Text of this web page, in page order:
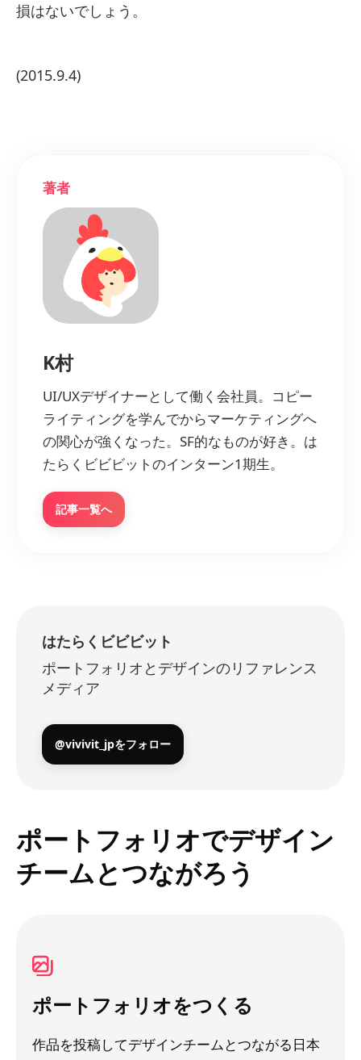
損はないでしょう。
(2015.9.4)
著者
K村
UI/UXデザイナーとして働く会社員。コピー
ライティングを学んでからマーケティングへ
の関心が強くなった。SF的なものが好き。は
たらくビビビットのインターン1期生。
記事一覧へ
はたらくビビビット
ポートフォリオとデザインのリファレンス
メディア
@vivivit_jpをフォロー
ポートフォリオでデザイン
チームとつながろう
ポートフォリオをつくる
作品を投稿してデザインチームとつながる日本